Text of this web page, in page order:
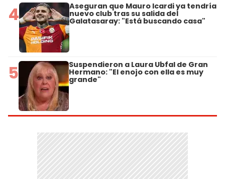
4 Aseguran que Mauro Icardi ya tendría
nuevo club tras su salida del
Galatasaray: "Está buscando casa"
5 Suspendieron a Laura Ubfal de Gran
Hermano: "El enojo con ella es muy
grande"